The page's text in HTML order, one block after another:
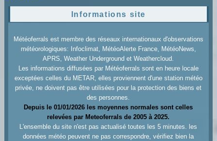
Informations site
Météoferrals est membre des réseaux internationaux d'observations
météorologiques: Infoclimat, MétéoAlerte France, MétéoNews,
APRS, Weather Underground et Weathercloud.
Les informations diffusées par Météoferrals sont en heure locale
exceptées celles du METAR, elles proviennent d'une station météo
privée, ne doivent pas être utilisées pour la protection des biens et
des personnes.
Depuis le 01/01/2026 les moyennes normales sont celles
relevées par Meteoferrals de 2005 à 2025.
L'ensemble du site n'est pas actualisé toutes les 5 minutes. les
données météo peuvent ne pas correspondre, vérifiez bien la